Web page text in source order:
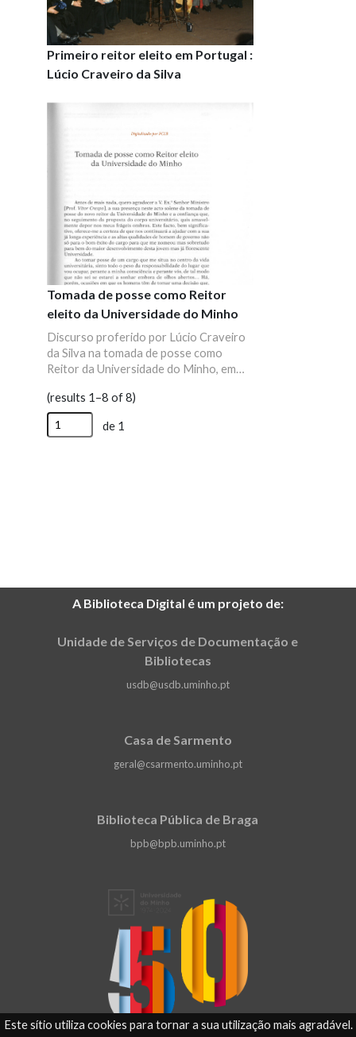
Este sítio utiliza cookies para tornar a sua utilização mais agradável.
Primeiro reitor eleito em Portugal :
Lúcio Craveiro da Silva
Tomada de posse como Reitor
eleito da Universidade do Minho
Discurso proferido por Lúcio Craveiro
da Silva na tomada de posse como
Reitor da Universidade do Minho, em
catedrático foi eleito Reitor em 25
novembro de 1981. Saliente-se que
este discurso faz um resumo sobre a
(results 1–8 of 8)
de 1
A Biblioteca Digital é um projeto de:
Unidade de Serviços de Documentação e
Bibliotecas
usdb@usdb.uminho.pt
Casa de Sarmento
geral@csarmento.uminho.pt
Biblioteca Pública de Braga
bpb@bpb.uminho.pt